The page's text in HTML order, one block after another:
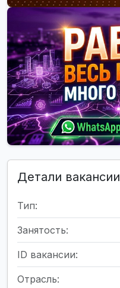
Детали вакансии
Тип:
Занятость:
ID вакансии:
Отрасль: